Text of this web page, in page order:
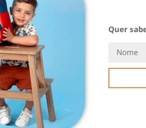
Quer